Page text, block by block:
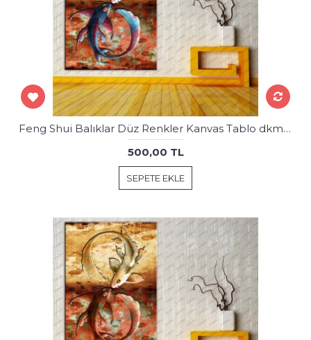
Feng Shui Balıklar Düz Renkler Kanvas Tablo dkmr213
500,00 TL
SEPETE EKLE